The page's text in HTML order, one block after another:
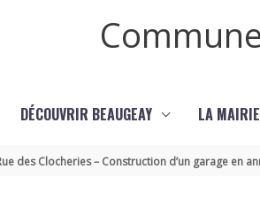
DÉCOUVRIR BEAUGEAY LA MAIRIE
des Clocheries – Construction d’un garage en